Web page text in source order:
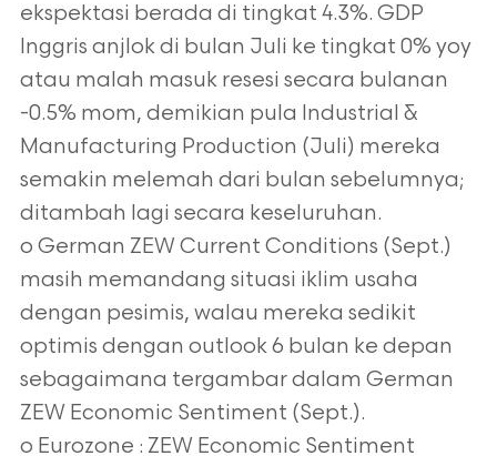
ekspektasi berada di tingkat 4.3%. GDP
Inggris anjlok di bulan Juli ke tingkat 0% yoy
atau malah masuk resesi secara bulanan
-0.5% mom, demikian pula Industrial &
Manufacturing Production (Juli) mereka
semakin melemah dari bulan sebelumnya;
ditambah lagi secara keseluruhan.
o German ZEW Current Conditions (Sept.)
masih memandang situasi iklim usaha
dengan pesimis, walau mereka sedikit
optimis dengan outlook 6 bulan ke depan
sebagaimana tergambar dalam German
ZEW Economic Sentiment (Sept.).
o Eurozone : ZEW Economic Sentiment